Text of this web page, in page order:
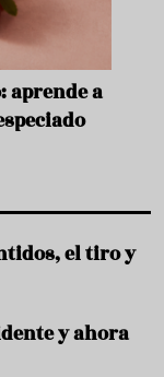
aprende a
el tiro y
y ahora